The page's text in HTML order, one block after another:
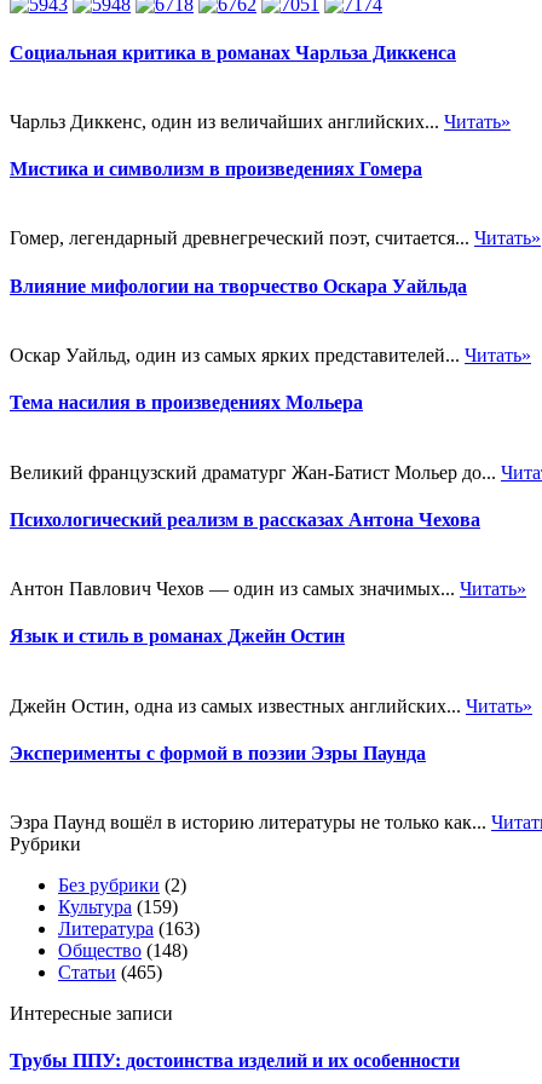
Социальная критика в романах Чарльза Диккенса
Чарльз Диккенс, один из величайших английских... Читать»
Мистика и символизм в произведениях Гомера
Гомер, легендарный древнегреческий поэт, считается... Читать»
Влияние мифологии на творчество Оскара Уайльда
Оскар Уайльд, один из самых ярких представителей... Читать»
Тема насилия в произведениях Мольера
Великий французский драматург Жан-Батист Мольер до...
Психологический реализм в рассказах Антона Чехова
Антон Павлович Чехов — один из самых значимых... Читать»
Язык и стиль в романах Джейн Остин
Джейн Остин, одна из самых известных английских... Читать»
Эксперименты с формой в поэзии Эзры Паунда
Эзра Паунд вошёл в историю литературы не только как...
Рубрики
Без рубрики (2)
Культура (159)
Литература (163)
Общество (148)
Статьи (465)
Интересные записи
Трубы ППУ: достоинства изделий и их особенности